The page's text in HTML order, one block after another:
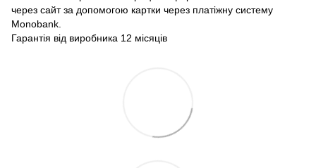
через сайт за допомогою картки через платіжну систему
Monobank.
Гарантія від виробника 12 місяців